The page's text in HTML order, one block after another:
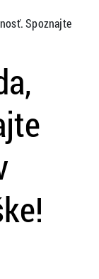
Spoznajte